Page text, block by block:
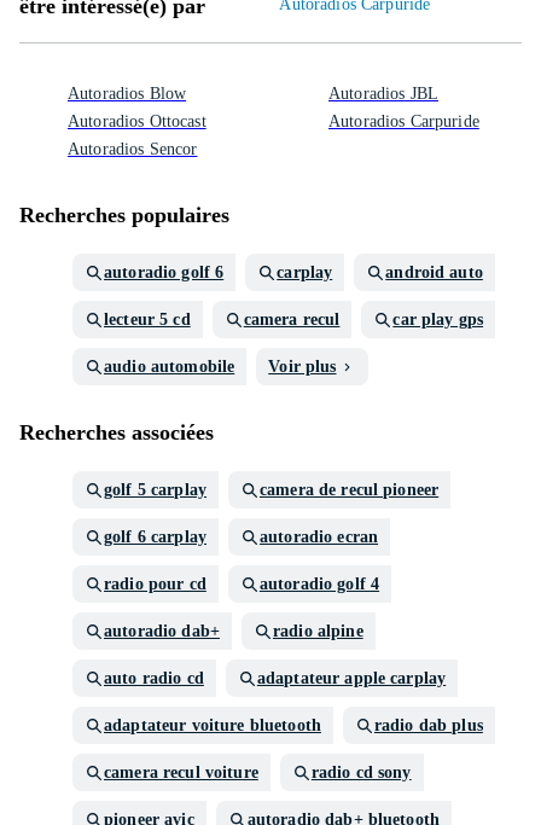
être intéressé(e) par
Autoradios Carpuride
Autoradios Blow
Autoradios Ottocast
Autoradios Sencor
Autoradios JBL
Autoradios Carpuride
Recherches populaires
autoradio golf 6 carplay android auto
lecteur 5 cd camera recul car play gps
audio automobile Voir plus
Recherches associées
golf 5 carplay camera de recul pioneer
golf 6 carplay autoradio ecran
radio pour cd autoradio golf 4
autoradio dab+ radio alpine
auto radio cd adaptateur apple carplay
adaptateur voiture bluetooth radio dab plus
camera recul voiture radio cd sony
pioneer avic autoradio dab+ bluetooth